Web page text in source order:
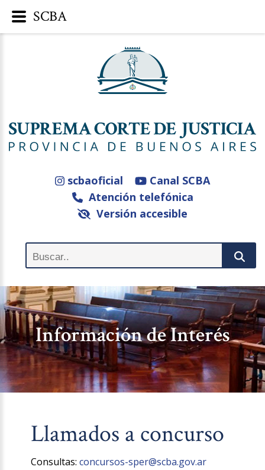
scbaoficial
Canal SCBA
Atención telefónica
Versión accesible
Información de Interés
Llamados a concurso
Consultas:concursos-sper@scba.gov.ar
SCBA